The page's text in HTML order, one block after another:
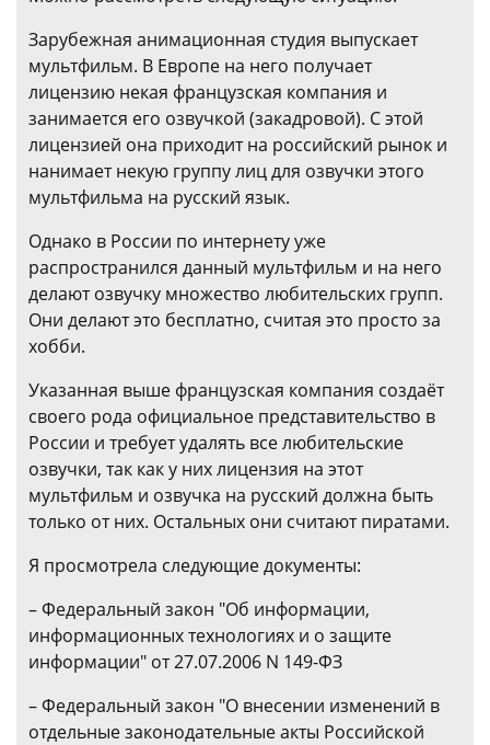
Зарубежная анимационная студия выпускает
мультфильм. В Европе на него получает
лицензию некая французская компания и
занимается его озвучкой (закадровой). С этой
лицензией она приходит на российский рынок и
нанимает некую группу лиц для озвучки этого
мультфильма на русский язык.
Однако в России по интернету уже
распространился данный мультфильм и на него
делают озвучку множество любительских групп.
Они делают это бесплатно, считая это просто за
хобби.
Указанная выше французская компания создаёт
своего рода официальное представительство в
России и требует удалять все любительские
озвучки, так как у них лицензия на этот
мультфильм и озвучка на русский должна быть
только от них. Остальных они считают пиратами.
Я просмотрела следующие документы:
– Федеральный закон "Об информации,
информационных технологиях и о защите
информации" от 27.07.2006 N 149-ФЗ
– Федеральный закон "О внесении изменений в
отдельные законодательные акты Российской